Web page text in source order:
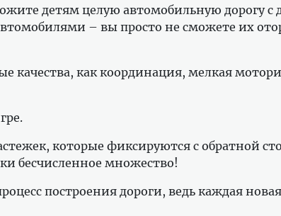
детям целую автомобильную дорогу
– вы просто не сможете их
качества, как координация, мелкая
которые фиксируются с обратной
бесчисленное множество!
построения дороги, ведь каждая новая